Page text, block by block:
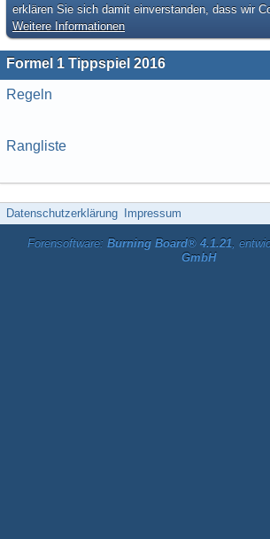
erklären Sie sich damit einverstanden, dass wir
Weitere Informationen
Formel 1 Tippspiel 2016
Regeln
Rangliste
Datenschutzerklärung Impressum
Forensoftware: Burning Board® 4.1.21,
GmbH